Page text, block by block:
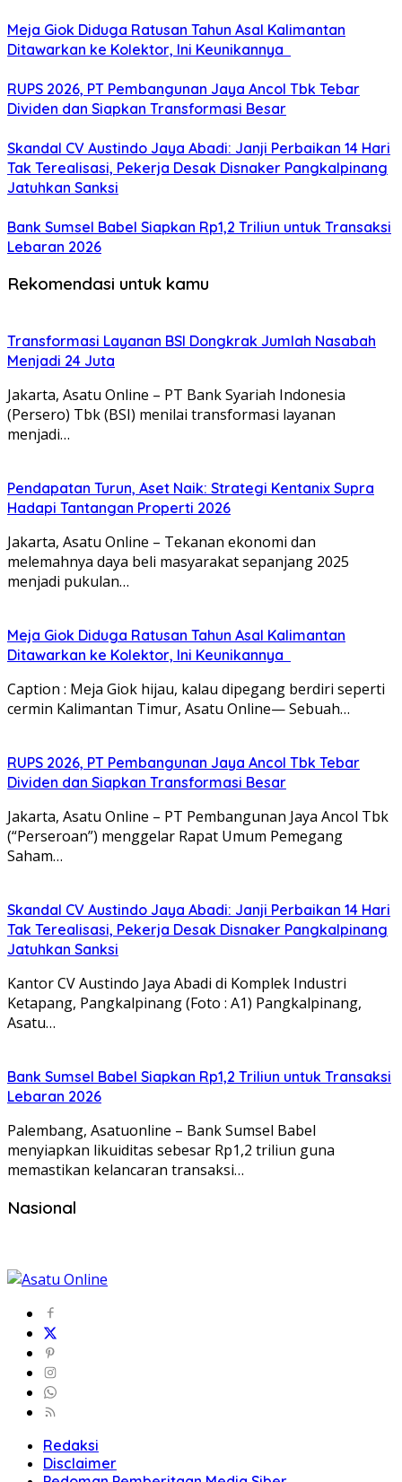
Meja Giok Diduga Ratusan Tahun Asal Kalimantan
Ditawarkan ke Kolektor, Ini Keunikannya
RUPS 2026, PT Pembangunan Jaya Ancol Tbk Tebar
Dividen dan Siapkan Transformasi Besar
Skandal CV Austindo Jaya Abadi: Janji Perbaikan 14 Hari
Tak Terealisasi, Pekerja Desak Disnaker Pangkalpinang
Jatuhkan Sanksi
Bank Sumsel Babel Siapkan Rp1,2 Triliun untuk Transaksi
Lebaran 2026
Rekomendasi untuk kamu
Transformasi Layanan BSI Dongkrak Jumlah Nasabah
Menjadi 24 Juta
Jakarta, Asatu Online – PT Bank Syariah Indonesia
(Persero) Tbk (BSI) menilai transformasi layanan
menjadi…
Pendapatan Turun, Aset Naik: Strategi Kentanix Supra
Hadapi Tantangan Properti 2026
Jakarta, Asatu Online – Tekanan ekonomi dan
melemahnya daya beli masyarakat sepanjang 2025
menjadi pukulan…
Meja Giok Diduga Ratusan Tahun Asal Kalimantan
Ditawarkan ke Kolektor, Ini Keunikannya
Caption : Meja Giok hijau, kalau dipegang berdiri seperti
cermin Kalimantan Timur, Asatu Online— Sebuah…
RUPS 2026, PT Pembangunan Jaya Ancol Tbk Tebar
Dividen dan Siapkan Transformasi Besar
Jakarta, Asatu Online – PT Pembangunan Jaya Ancol Tbk
(“Perseroan”) menggelar Rapat Umum Pemegang
Saham…
Skandal CV Austindo Jaya Abadi: Janji Perbaikan 14 Hari
Tak Terealisasi, Pekerja Desak Disnaker Pangkalpinang
Jatuhkan Sanksi
Kantor CV Austindo Jaya Abadi di Komplek Industri
Ketapang, Pangkalpinang (Foto : A1) Pangkalpinang,
Asatu…
Bank Sumsel Babel Siapkan Rp1,2 Triliun untuk Transaksi
Lebaran 2026
Palembang, Asatuonline – Bank Sumsel Babel
menyiapkan likuiditas sebesar Rp1,2 triliun guna
memastikan kelancaran transaksi…
Nasional
Redaksi
Disclaimer